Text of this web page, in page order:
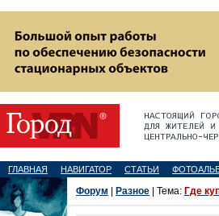
ГЛАВНАЯ НАВИГАТОР СТАТЬИ
Форум Разное | Тема: Где